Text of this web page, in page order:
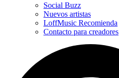
Social Buzz
Nuevos artistas
LoffMusic Recomienda
Contacto para creadores